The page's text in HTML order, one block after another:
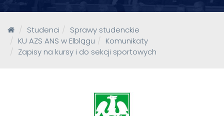
Studenci
Sprawy studenckie
KU AZS ANS w Elblągu
Komunikaty
Zapisy na kursy i do sekcji sportowych